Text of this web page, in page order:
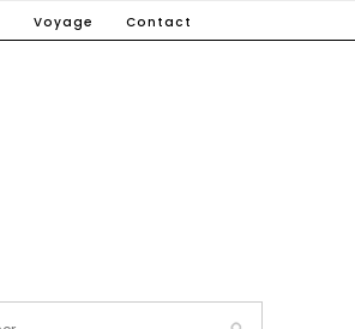
Voyage Contact